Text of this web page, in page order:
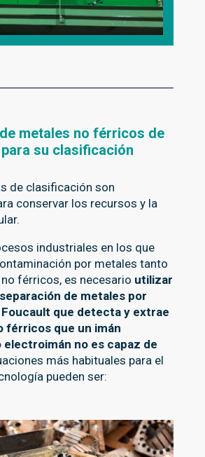
metales no férricos de
su clasificación
de clasificación son
conservar los recursos y la
industriales en los que
por metales tanto
férricos, es necesario utilizar
de metales por
que detecta y extrae
férricos que un imán
electroimán no es capaz de
más habituales para el
pueden ser: